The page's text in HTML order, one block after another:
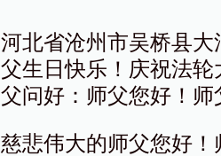
河北省沧州市吴桥县
父生日快乐！庆祝法
父问好：师父您好！师
慈悲伟大的师父您好